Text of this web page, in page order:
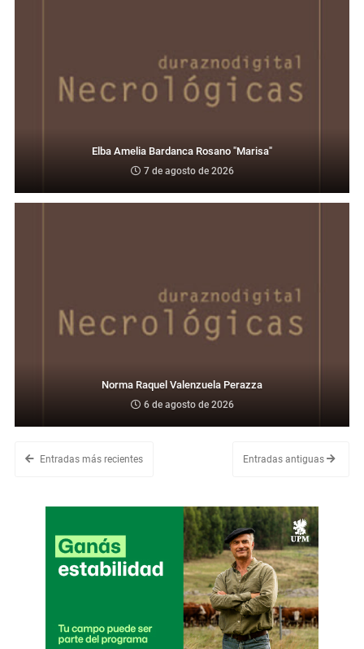
Elba Amelia Bardanca Rosano "Marisa"
7 de agosto de 2026
Norma Raquel Valenzuela Perazza
6 de agosto de 2026
Entradas más recientes Entradas antiguas